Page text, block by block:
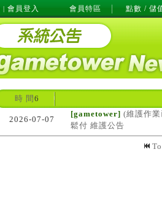
| 會員登入 會員特區 點數 / 儲
時 間 6
2026-07-07
[gametower] (維護作
鬆付 維護公告